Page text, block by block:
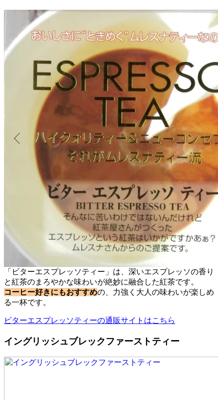
「ビターエスプレッソティー」は、深いエスプレッソの香り
と紅茶のまろやかな味わいが絶妙に融合した紅茶です。
コーヒー好きにもおすすめの、力強く大人の味わいが楽しめ
る一杯です。
ビターエスプレッソティーの通販サイトはこちら
イングリッシュブレックファーストティー